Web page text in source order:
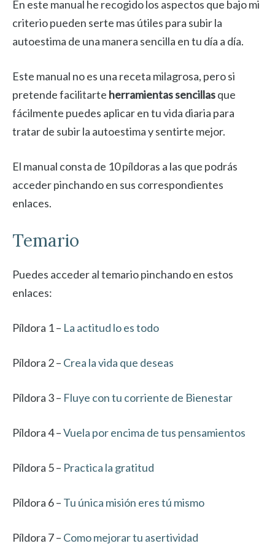
En este manual he recogido los aspectos que bajo mi
criterio pueden serte mas útiles para subir la
autoestima de una manera sencilla en tu día a día.
Este manual no es una receta milagrosa, pero si
pretende facilitarte herramientas sencillasque
fácilmente puedes aplicar en tu vida diaria para
tratar de subir la autoestima y sentirte mejor.
El manual consta de 10 píldoras a las que podrás
acceder pinchando en sus correspondientes
enlaces.
Temario
Puedes acceder al temario pinchando en estos
enlaces:
Píldora 1 – La actitud lo es todo
Píldora 2 – Crea la vida que deseas
Píldora 3 – Fluye con tu corriente de Bienestar
Píldora 4 –Vuela por encima de tus pensamientos
Píldora 5 – Practica la gratitud
Píldora 6 – Tu única misión eres tú mismo
Píldora 7 – Como mejorar tu asertividad